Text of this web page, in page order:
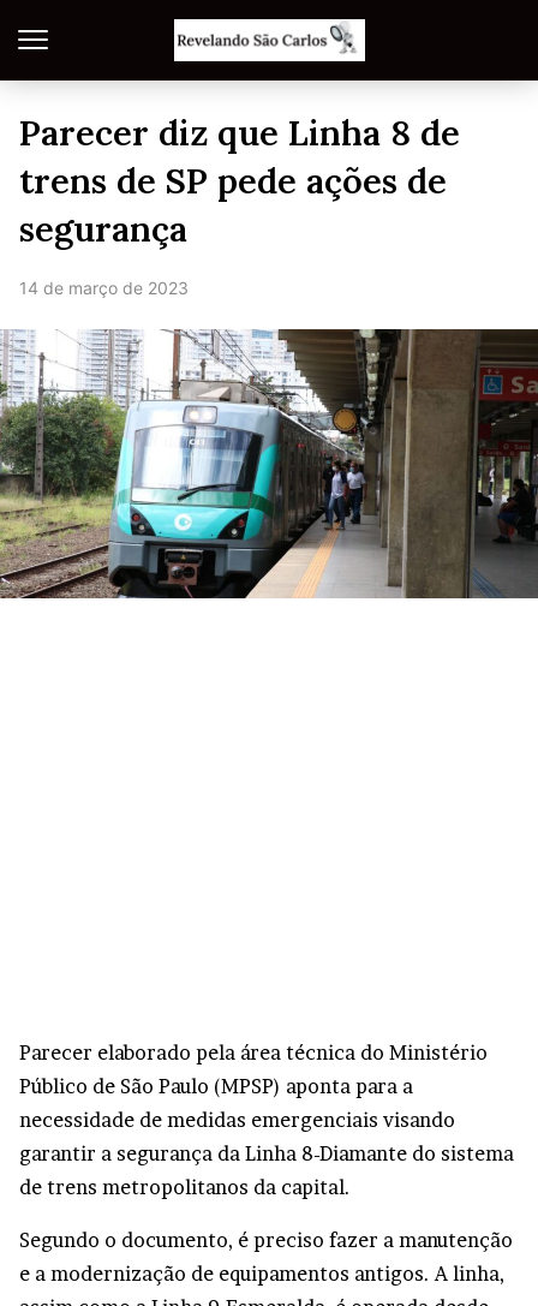
Parecer diz que Linha 8 de
trens de SP pede ações de
segurança
14 de março de 2023
Parecer elaborado pela área técnica do Ministério
Público de São Paulo (MPSP) aponta para a
necessidade de medidas emergenciais visando
garantir a segurança da Linha 8-Diamante do sistema
de trens metropolitanos da capital.
Segundo o documento, é preciso fazer a manutenção
e a modernização de equipamentos antigos. A linha,